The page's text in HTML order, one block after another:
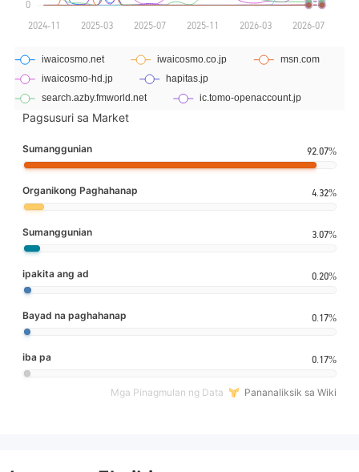
Pagsusuri sa Market
Sumanggunian 92.07%
Organikong Paghahanap 4.32%
Sumanggunian 3.07%
ipakita ang ad 0.20%
Bayad na paghahanap 0.17%
iba pa 0.17%
Mga Pinagmulan ng Data Pananaliksik sa Wiki